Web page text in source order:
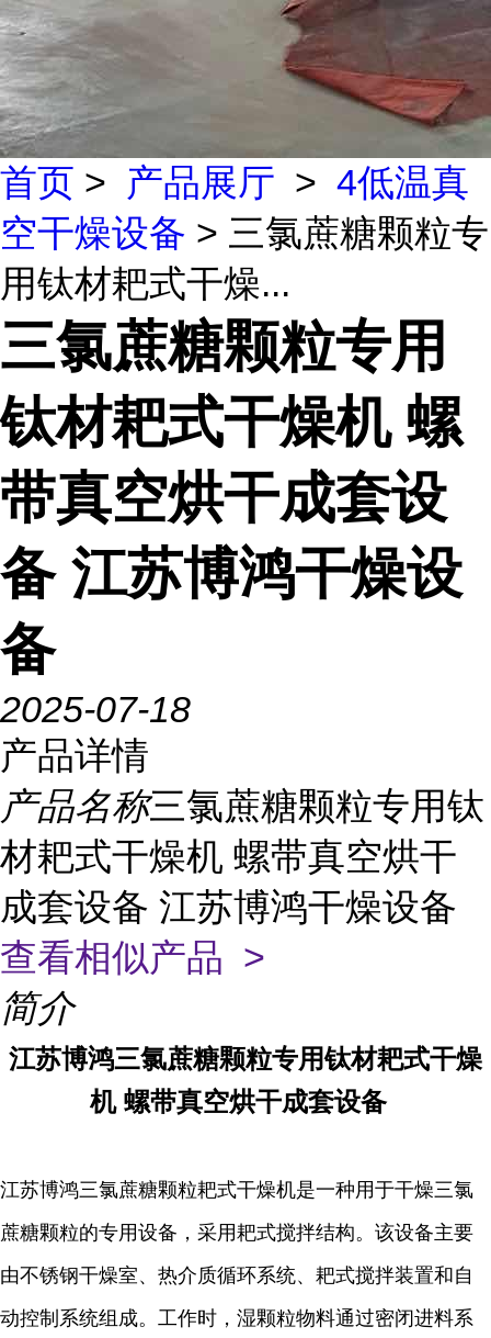
首页 > 产品展厅 > 4低温真
空干燥设备 > 三氯蔗糖颗粒专
用钛材耙式干燥...
三氯蔗糖颗粒专用
钛材耙式干燥机 螺
带真空烘干成套设
备 江苏博鸿干燥设
备
2025-07-18
产品详情
产品名称三氯蔗糖颗粒专用钛
材耙式干燥机 螺带真空烘干
成套设备 江苏博鸿干燥设备
查看相似产品 >
简介
江苏博鸿三氯蔗糖颗粒专用钛材耙式干燥
机 螺带真空烘干成套设备
江苏博鸿三氯蔗糖颗粒耙式干燥机是一种用于干燥三氯
蔗糖颗粒的专用设备，采用耙式搅拌结构。该设备主要
由不锈钢干燥室、热介质循环系统、耙式搅拌装置和自
动控制系统组成。工作时，湿颗粒物料通过密闭进料系